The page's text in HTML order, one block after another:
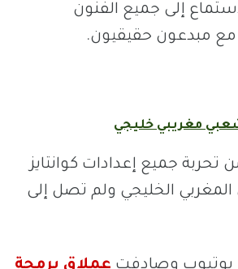
إلى جميع الفنون
مع مبدعون حقيقيون.
شعبي مغريبي خليجي
تحربة جميع إعدادات كوانتايز
الخليجي ولم تصل إلى
يوتيوب وصادفت عملاق برمجة